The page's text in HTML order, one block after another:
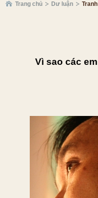
Trang chủ Dư luận
Vì sao các